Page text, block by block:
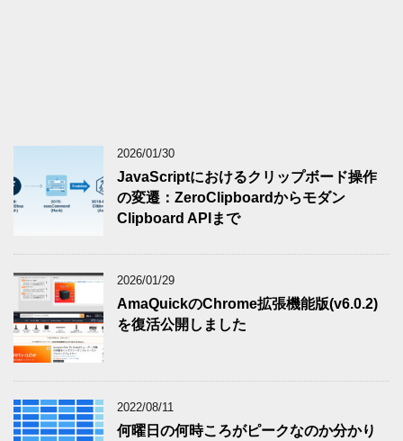
2026/01/30
JavaScriptにおけるクリップボード操作
の変遷：ZeroClipboardからモダン
Clipboard APIまで
2026/01/29
AmaQuickのChrome拡張機能版(v6.0.2)
を復活公開しました
2022/08/11
何曜日の何時ころがピークなのか分かり